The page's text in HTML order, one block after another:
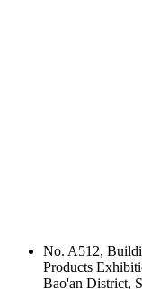
No. A512,
Products
Bao'an District,